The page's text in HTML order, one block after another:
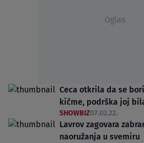
Oglas
Ceca otkrila da se
kičme, podrška joj
SHOWBIZ07.02.22.
Lavrov zagovara
naoružanja u svemiru